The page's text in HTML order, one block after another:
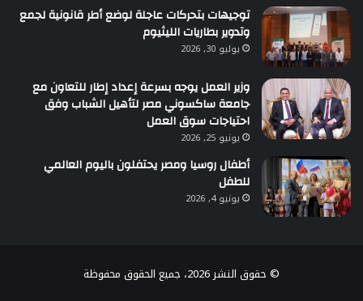
توجيهات بتحركات عاجلة لوضع أطر قانونية لجمع
وتدوير بطاريات الليثيوم
يوليو 30, 2026
وزير العمل يوجه بسرعة إعداد إطار للتعاون مع
جامعة ساكسوني مصر لتأهيل الشباب وفق
احتياجات سوق العمل
يونيو 25, 2026
أطفال روسيا ومصر يحتفلون باليوم العالمي
للطفل
يونيو 4, 2026
© حقوق النشر 2026، جميع الحقوق محفوظة